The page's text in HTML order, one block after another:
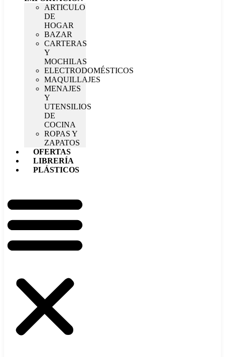
ARTICULO
DE
HOGAR
BAZAR
CARTERAS
Y
MOCHILAS
ELECTRODOMÉSTICOS
MAQUILLAJES
MENAJES
Y
UTENSILIOS
DE
COCINA
ROPAS Y
ZAPATOS
OFERTAS
LIBRERÍA
PLÁSTICOS